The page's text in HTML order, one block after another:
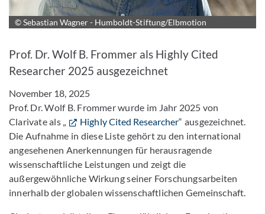
© Sebastian Wagner - Humboldt-Stiftung/Elbmotion
Prof. Dr. Wolf B. Frommer als Highly Cited
Researcher 2025 ausgezeichnet
November 18, 2025
Prof. Dr. Wolf B. Frommer wurde im Jahr 2025 von
Clarivate als „
Highly Cited Researcher“ ausgezeichnet.
Die Aufnahme in diese Liste gehört zu den international
angesehenen Anerkennungen für herausragende
wissenschaftliche Leistungen und zeigt die
außergewöhnliche Wirkung seiner Forschungsarbeiten
innerhalb der globalen wissenschaftlichen Gemeinschaft.